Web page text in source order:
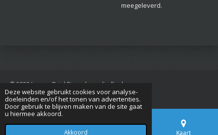
Deze website gebruikt cookies voor analyse-
doeleinden en/of het tonen van advertenties.
Door gebruik te blijven maken van de site gaat
u hiermee akkoord.
Akkoord
meegeleverd.
© 2022 Jan van Driel Dierenbenodigdheden
Powered byJouwWeb
Kaart